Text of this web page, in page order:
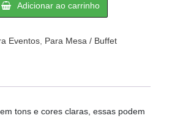
Adicionar ao carrinho
Eventos, Para Mesa / Buffet
tons e cores claras, essas podem